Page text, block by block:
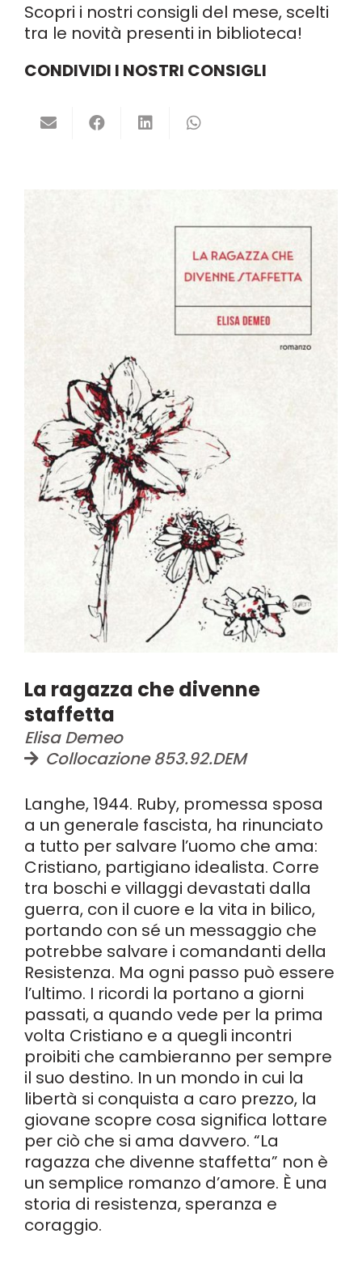
Scopri i nostri consigli del mese, scelti
tra le novità presenti in biblioteca!
CONDIVIDI I NOSTRI CONSIGLI
La ragazza che divenne
staffetta
Elisa Demeo
Collocazione 853.92.DEM
Langhe, 1944. Ruby, promessa sposa
a un generale fascista, ha rinunciato
a tutto per salvare l’uomo che ama:
Cristiano, partigiano idealista. Corre
tra boschi e villaggi devastati dalla
guerra, con il cuore e la vita in bilico,
portando con sé un messaggio che
potrebbe salvare i comandanti della
Resistenza. Ma ogni passo può essere
l’ultimo. I ricordi la portano a giorni
passati, a quando vede per la prima
volta Cristiano e a quegli incontri
proibiti che cambieranno per sempre
il suo destino. In un mondo in cui la
libertà si conquista a caro prezzo, la
giovane scopre cosa significa lottare
per ciò che si ama davvero. “La
ragazza che divenne staffetta” non è
un semplice romanzo d’amore. È una
storia di resistenza, speranza e
coraggio.